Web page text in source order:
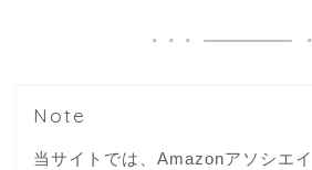
Note
当サイトでは、Amazonアソシエ